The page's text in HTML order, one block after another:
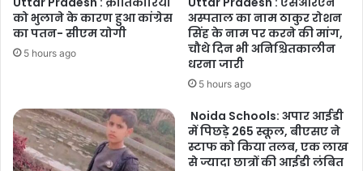
को भुलाने के कारण हुआ कांग्रेस
का पतन- सीएम योगी
5 hours ago
अस्पताल का नाम ठाकुर रोशन
सिंह के नाम पर करने की मांग,
चौथे दिन भी अनिश्चितकालीन
धरना जारी
5 hours ago
Noida Schools: अपार आईडी
में पिछड़े 265 स्कूल, बीएसए ने
स्टाफ को किया तलब, एक लाख
से ज्यादा छात्रों की आईडी लंबित